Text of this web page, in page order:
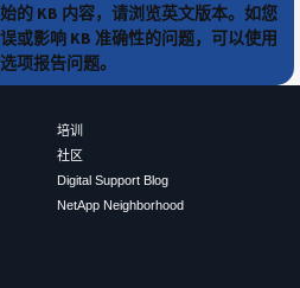
的 KB 内容，请浏览英文版本。如您
或影响 KB 准确性的问题，可以使用
项报告问题。
培训
社区
Digital Support Blog
NetApp Neighborhood